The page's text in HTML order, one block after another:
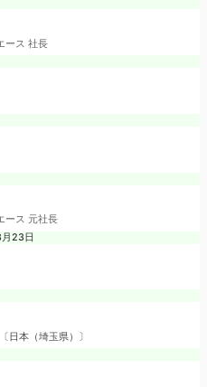
ース 社長
ース 元社長
23日
日本（埼玉県）〕